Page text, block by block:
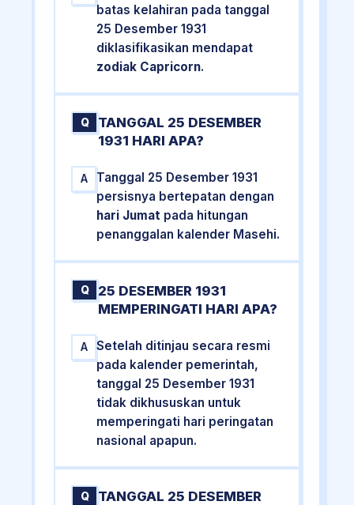
batas kelahiran pada tanggal
25 Desember 1931
diklasifikasikan mendapat
zodiak Capricorn.
Q
TANGGAL 25 DESEMBER
1931 HARI APA?
A
Tanggal 25 Desember 1931
persisnya bertepatan dengan
hari Jumat pada hitungan
penanggalan kalender Masehi.
Q
25 DESEMBER 1931
MEMPERINGATI HARI APA?
A
Setelah ditinjau secara resmi
pada kalender pemerintah,
tanggal 25 Desember 1931
tidak dikhususkan untuk
memperingati hari peringatan
nasional apapun.
Q
TANGGAL 25 DESEMBER